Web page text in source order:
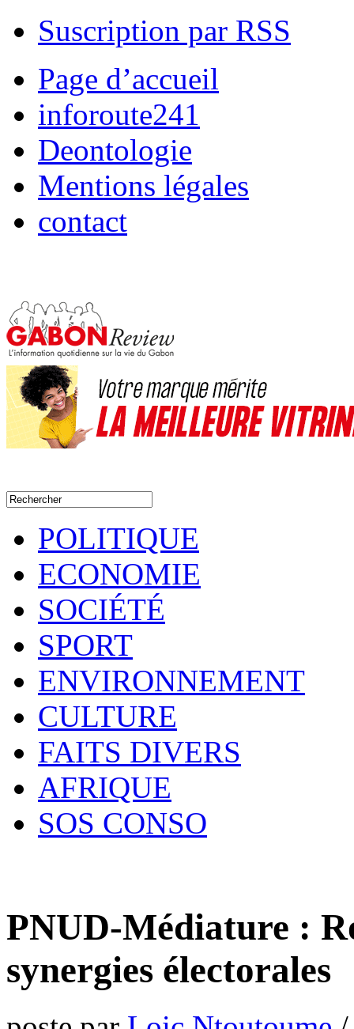
Suscription par RSS
Page d’accueil
inforoute241
Deontologie
Mentions légales
contact
POLITIQUE
ECONOMIE
SOCIÉTÉ
SPORT
ENVIRONNEMENT
CULTURE
FAITS DIVERS
AFRIQUE
SOS CONSO
PNUD-Médiature :
synergies électorales